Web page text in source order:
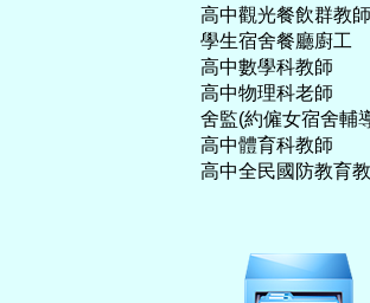
高中觀光餐飲群教師
學生宿舍餐廳廚工
高中數學科教師
高中物理科老師
舍監(約僱女宿舍輔
高中體育科教師
高中全民國防教育